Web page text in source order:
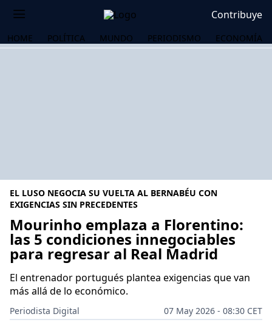
Contribuye
HOME POLÍTICA MUNDO PERIODISMO ECONOMÍA
EL LUSO NEGOCIA SU VUELTA AL BERNABÉU CON
EXIGENCIAS SIN PRECEDENTES
Mourinho emplaza a Florentino:
las 5 condiciones innegociables
para regresar al Real Madrid
El entrenador portugués plantea exigencias que van
más allá de lo económico.
Periodista Digital
07 May 2026 - 08:30 CET